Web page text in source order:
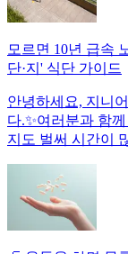
모르면 10년 급속
단·지' 식단 가이드
안녕하세요, 지니
다.✨여러분과 함
지도 벌써 시간이